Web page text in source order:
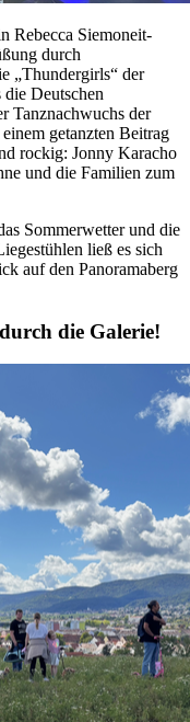
Rebecca Siemoneit-
durch
„Thundergirls“ der
Deutschen
Tanznachwuchs der
getanzten Beitrag
rockig: Jonny Karacho
und die Familien zum
Sommerwetter und die
ließ es sich
auf den Panoramaberg
die Galerie!